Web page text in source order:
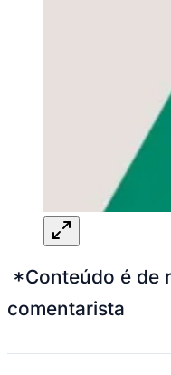
*Conteúdo é de
comentarista